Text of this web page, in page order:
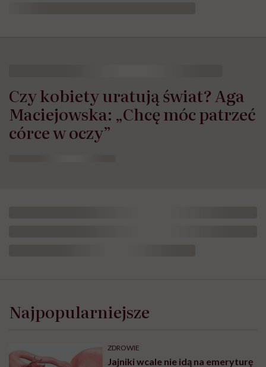
Czy kobiety uratują świat? Aga
Maciejowska: „Chcę móc patrzeć
córce w oczy”
Najpopularniejsze
ZDROWIE
Jajniki wcale nie idą na emeryturę